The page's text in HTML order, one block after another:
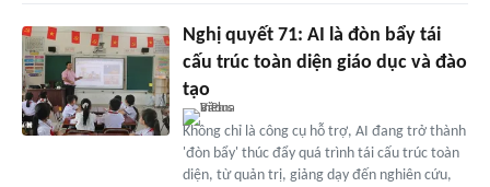
Nghị quyết 71: AI là đòn bẩy tái
cấu trúc toàn diện giáo dục và đào
tạo
Không chỉ là công cụ hỗ trợ, AI đang trở thành
'đòn bẩy' thúc đẩy quá trình tái cấu trúc toàn
diện, từ quản trị, giảng dạy đến nghiên cứu,